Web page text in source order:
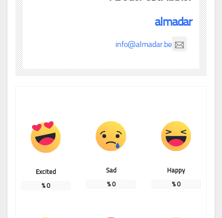
almadar
info@almadar.be
Happy
0
%
Sad
0
%
Excited
0
%